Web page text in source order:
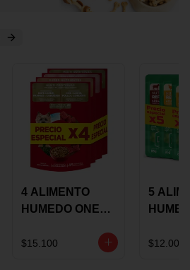
4 ALIMENTO
HUMEDO ONE
85 GRS
$15.100
5
$12.000